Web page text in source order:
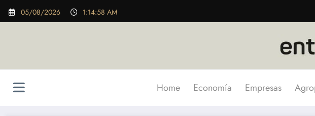
Saltar
05/08/2026 1:15:00 AM
Home Economía Empresas